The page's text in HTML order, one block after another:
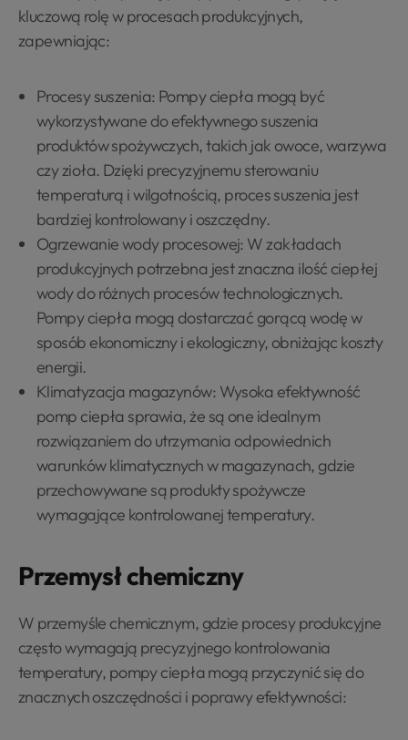
kluczową rolę w procesach produkcyjnych,
zapewniając:
Procesy suszenia: Pompy ciepła mogą być
wykorzystywane do efektywnego suszenia
produktów spożywczych, takich jak owoce, warzywa
czy zioła. Dzięki precyzyjnemu sterowaniu
temperaturą i wilgotnością, proces suszenia jest
bardziej kontrolowany i oszczędny.
Ogrzewanie wody procesowej: W zakładach
produkcyjnych potrzebna jest znaczna ilość ciepłej
wody do różnych procesów technologicznych.
Pompy ciepła mogą dostarczać gorącą wodę w
sposób ekonomiczny i ekologiczny, obniżając koszty
energii.
Klimatyzacja magazynów: Wysoka efektywność
pomp ciepła sprawia, że są one idealnym
rozwiązaniem do utrzymania odpowiednich
warunków klimatycznych w magazynach, gdzie
przechowywane są produkty spożywcze
wymagające kontrolowanej temperatury.
Przemysł chemiczny
W przemyśle chemicznym, gdzie procesy produkcyjne
często wymagają precyzyjnego kontrolowania
temperatury, pompy ciepła mogą przyczynić się do
znacznych oszczędności i poprawy efektywności: